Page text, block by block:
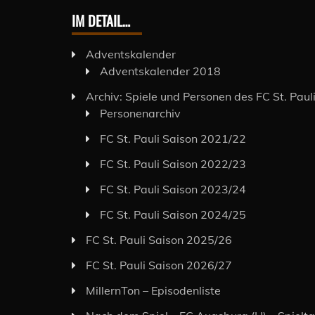
IM DETAIL…
Adventskalender
Adventskalender 2018
Archiv: Spiele und Personen des FC St. Pauli
Personenarchiv
FC St. Pauli Saison 2021/22
FC St. Pauli Saison 2022/23
FC St. Pauli Saison 2023/24
FC St. Pauli Saison 2024/25
FC St. Pauli Saison 2025/26
FC St. Pauli Saison 2026/27
MillernTon – Episodenliste